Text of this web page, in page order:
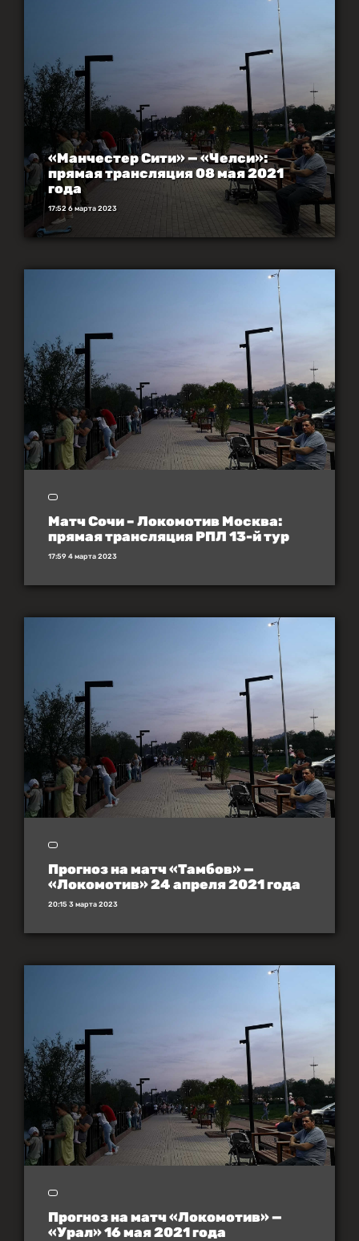
«Манчестер Сити» — «Челси»:
прямая трансляция 08 мая 2021
года
17:52 6 марта 2023
Матч Сочи – Локомотив Москва:
прямая трансляция РПЛ 13-й тур
17:59 4 марта 2023
Прогноз на матч «Тамбов» —
«Локомотив» 24 апреля 2021 года
20:15 3 марта 2023
Прогноз на матч «Локомотив» —
«Урал» 16 мая 2021 года